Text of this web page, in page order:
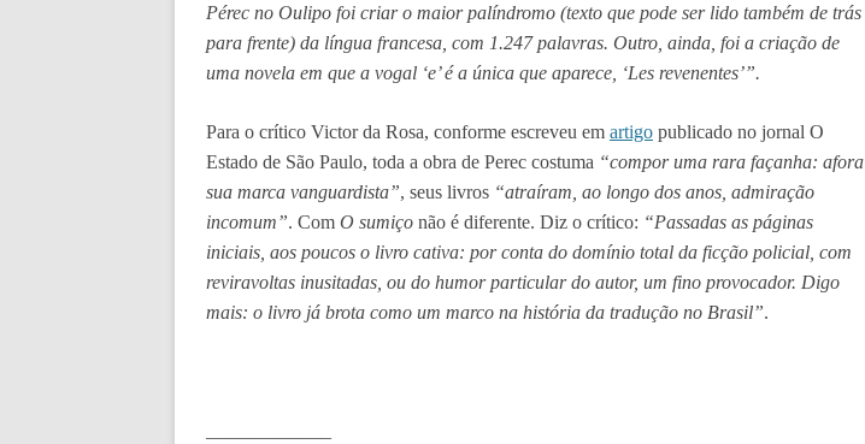
Pérec no Oulipo foi criar o maior palíndromo (texto que pode ser lido também de trás
para frente) da língua francesa, com 1.247 palavras. Outro, ainda, foi a criação de
uma novela em que a vogal ‘e’ é a única que aparece, ‘Les revenentes’”.
Para o crítico Victor da Rosa, conforme escreveu em artigo publicado no jornal O
Estado de São Paulo, toda a obra de Perec costuma “compor uma rara façanha: afora
sua marca vanguardista”, seus livros “atraíram, ao longo dos anos, admiração
incomum”. Com O sumiço não é diferente. Diz o crítico: “Passadas as páginas
iniciais, aos poucos o livro cativa: por conta do domínio total da ficção policial, com
reviravoltas inusitadas, ou do humor particular do autor, um fino provocador. Digo
mais: o livro já brota como um marco na história da tradução no Brasil”.